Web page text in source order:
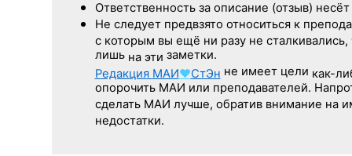
Ответственность за описание (отзыв)
Не следуетпредвзято относиться к
с которым вы ещё ни разу не сталкивались,
лишь на эти заметки.
Редакция МАИ♥СтЭн не имеет цели как-
опорочить МАИ или преподавателей.
сделать МАИ лучше, обратив внимание на
недостатки.